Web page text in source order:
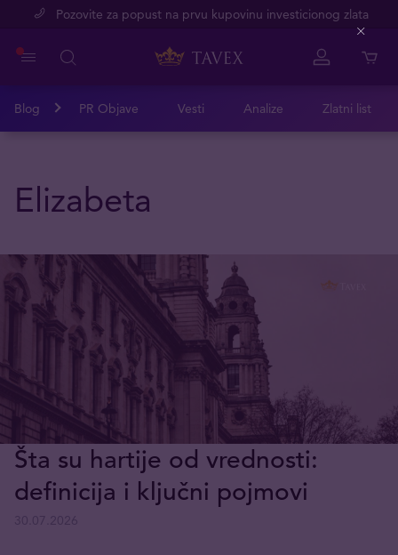
Pozovite za popust na prvu kupovinu investicionog zlata
Blog PR Objave Vesti Analize Zlatni list
Elizabeta
Šta su hartije od vrednosti:
definicija i ključni pojmovi
Close